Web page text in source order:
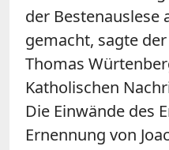
der Bestenauslese
gemacht, sagte
Thomas
Katholischen
Die Einwände des
Ernennung von